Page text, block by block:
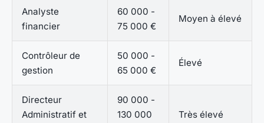
Analyste
financier
60 000 -
75 000 €
Moyen à élevé
Contrôleur de
gestion
50 000 -
65 000 €
Élevé
Directeur
Administratif et
90 000 -
130 000
Très élevé